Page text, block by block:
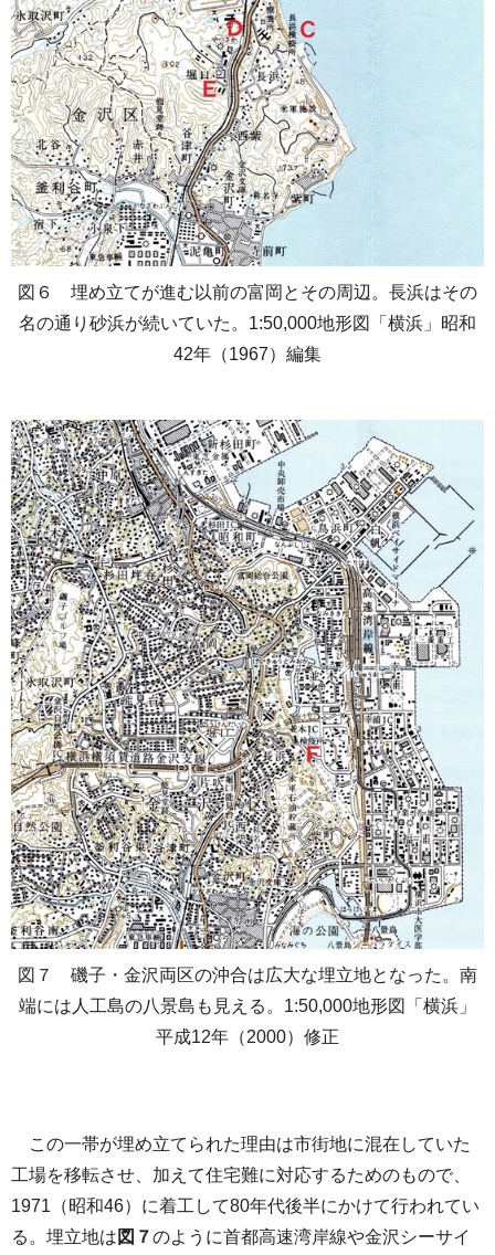
図６ 埋め立てが進む以前の富岡とその周辺。長浜はその
名の通り砂浜が続いていた。1:50,000地形図「横浜」昭和
42年（1967）編集
図７ 磯子・金沢両区の沖合は広大な埋立地となった。南
端には人工島の八景島も見える。1:50,000地形図「横浜」
平成12年（2000）修正
この一帯が埋め立てられた理由は市街地に混在していた
工場を移転させ、加えて住宅難に対応するためのもので、
1971（昭和46）に着工して80年代後半にかけて行われてい
る。埋立地は 図７のように首都高速湾岸線や金沢シーサイ